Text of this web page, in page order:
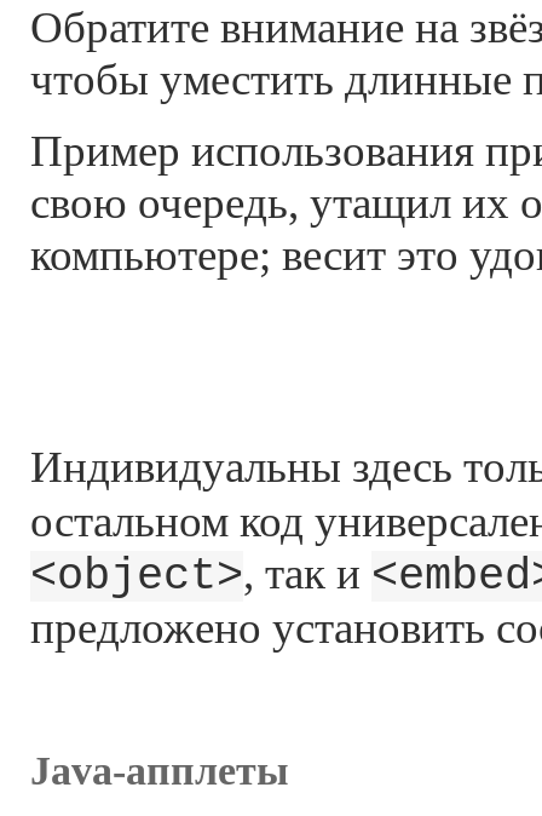
Обратите внимание на
чтобы уместить длинные
Пример использования
свою очередь, утащил их
компьютере; весит это
Индивидуальны здесь
остальном код
<object>, так и
предложено установить
Java-апплеты